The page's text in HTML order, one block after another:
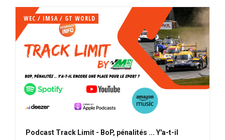
WEC / IMSA / GT WORLD
Podcast Track Limit - BoP, pénalités ... Y'a-t-il